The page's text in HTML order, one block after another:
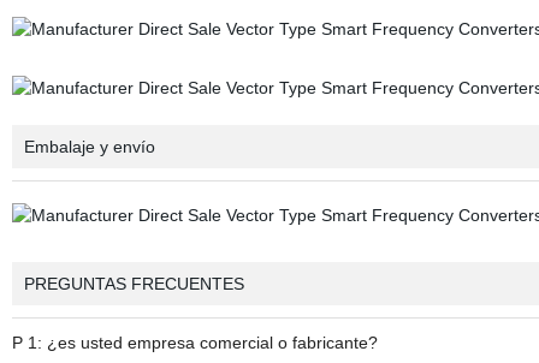
Embalaje y envío
PREGUNTAS FRECUENTES
P 1: ¿es usted empresa comercial o fabricante?